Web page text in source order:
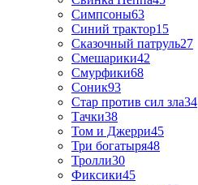
Симпсоны63
Синий трактор15
Сказочный патруль27
Смешарики42
Смурфики68
Соник93
Стар против сил зла34
Тачки38
Том и Джерри45
Три богатыря48
Тролли30
Фиксики45